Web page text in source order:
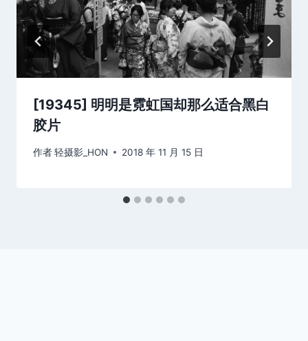
[19345] 明明是霓虹国却那么适合黑白
胶片
作者轻摄影_HON 2018 年 11 月 15 日